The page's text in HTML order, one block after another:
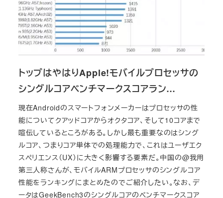
トップはやはりApple!モバイルプロセッサの
シングルコアベンチマークスコアラン…
現在Androidのスマートフォンメーカーはプロセッサの性
能についてクアッドコアからオクタコア、そして10コアまで
喧伝しているところがある。しかし最も重要なのはシング
ルコア、つまりコア単体での処理能力で、これはユーザエク
スペリエンス（UX）に大きく影響する要素だ。中国の@我用
第三人称さんが、モバイルARMプロセッサのシングルコア
性能をランキングにまとめたのでご紹介したい。なお、デ
ータはGeekBench3のシングルコアのベンチマークスコア